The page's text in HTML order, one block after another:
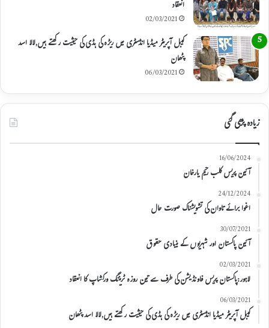
انعقاد
02/03/2021
کیبل آپریٹر میڈیا انڈسٹری میں ریڑہ کی ہڈی کی حیثیت رکھتے ہیں,لالا اسد
پٹھان
06/03/2021
زیادہ پڑھی گئی
16/06/2024
آئین پریس کلب رحیم یارخان
24/12/2024
اغوا برائے تاوان کی تشویشناک صورت حال
30/07/2021
آئین پاکستان اور شہریوں کے بنیادی حقوق
02/03/2021
لاہور:پاکستان پریس فاونڈیشن کی طرف سے تین روزہ ٹریننگ ورکشاپ کا انعقاد
06/03/2021
کیبل آپریٹر میڈیا انڈسٹری میں ریڑہ کی ہڈی کی حیثیت رکھتے ہیں,لالا اسد پٹھان